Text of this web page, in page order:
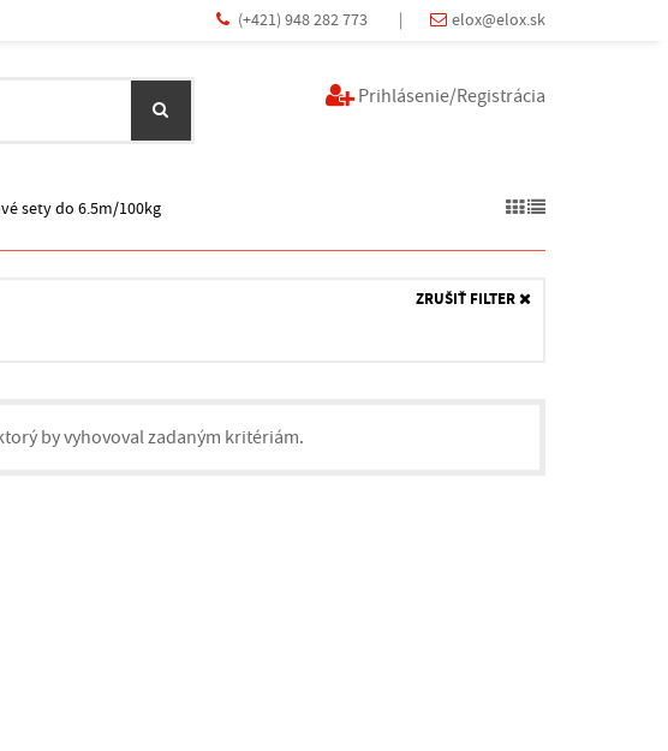
(+421) 948 282 773 | elox@elox.sk
Prihlásenie/Registrácia
sety do 6.5m/100kg
ZRUŠIŤ FILTER
by vyhovoval zadaným kritériám.